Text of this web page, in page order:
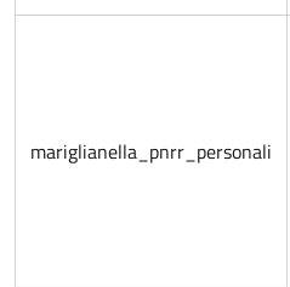
mariglianella_pnrr_personali